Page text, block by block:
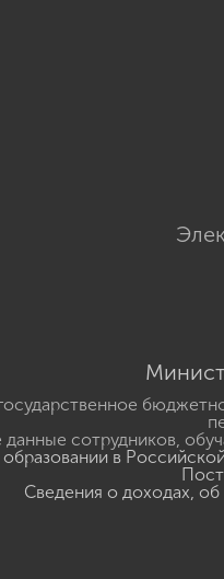
сотрудников,
в
Сведения о доходах,